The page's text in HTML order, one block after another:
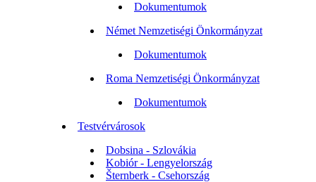
Dokumentumok
Német Nemzetiségi Önkormányzat
Dokumentumok
Roma Nemzetiségi Önkormányzat
Dokumentumok
Testvérvárosok
Dobsina - Szlovákia
Kobiór - Lengyelország
Šternberk - Csehország